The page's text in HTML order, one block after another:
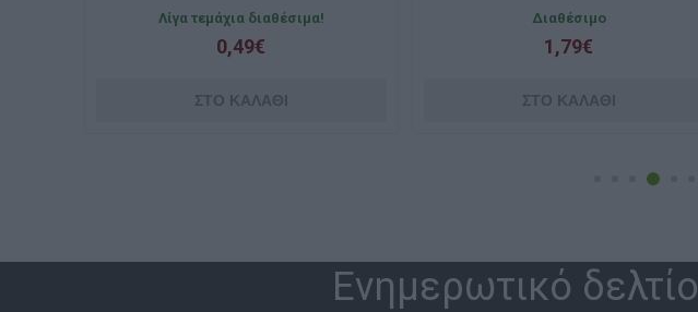
Διαθέσιμο
1,79€
Διαθέσιμο
2,10€
Ενημερωτικό δελτίο